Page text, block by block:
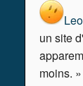
un site
moins. »